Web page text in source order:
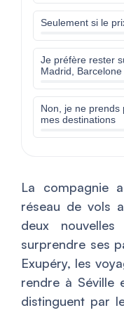
Seulement si le
Je préfère rester
Madrid,
Non, je ne prends
mes destinations
La compagnie
réseau de vols
deux
surprendre ses
Exupéry, les
rendre à Séville
distinguent par